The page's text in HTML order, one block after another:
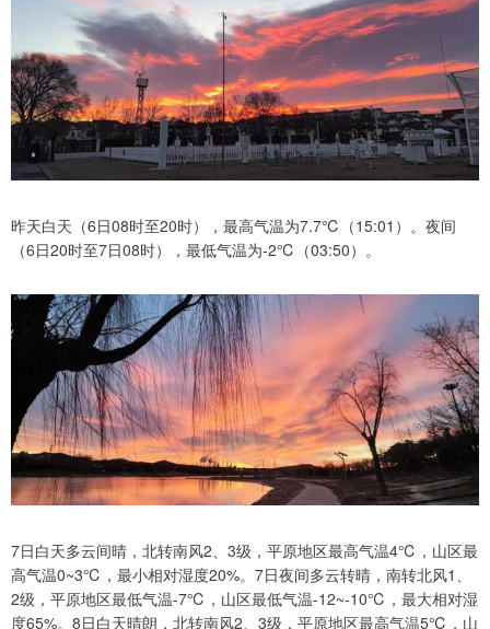
昨天白天（6日08时至20时），最高气温为7.7℃（15:01）。夜间
（6日20时至7日08时），最低气温为-2℃（03:50）。
7日白天多云间晴，北转南风2、3级，平原地区最高气温4℃，山区最
高气温0~3℃，最小相对湿度20%。7日夜间多云转晴，南转北风1、
2级，平原地区最低气温-7℃，山区最低气温-12~-10℃，最大相对湿
度65%。8日白天晴朗，北转南风2、3级，平原地区最高气温5℃，山